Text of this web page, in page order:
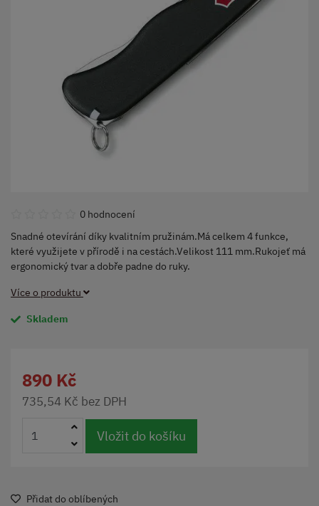
0 hodnocení
Snadné otevírání díky kvalitním pružinám.Má celkem 4 funkce,
které využijete v přírodě i na cestách.Velikost 111 mm.Rukojeť má
ergonomický tvar a dobře padne do ruky.
Více o produktu
Skladem
890 Kč
735,54 Kč bez DPH
Vložit do košíku
Přidat do oblíbených